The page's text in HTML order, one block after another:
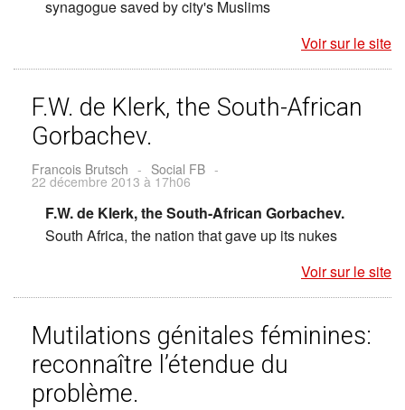
synagogue saved by city's Muslims
Voir sur le site
F.W. de Klerk, the South-African
Gorbachev.
Francois Brutsch - Social FB -
22 décembre 2013 à 17h06
F.W. de Klerk, the South-African Gorbachev.
South Africa, the nation that gave up its nukes
Voir sur le site
Mutilations génitales féminines:
reconnaître l’étendue du
problème.